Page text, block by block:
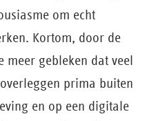
om echt
Kortom, door de
gebleken dat veel
prima buiten
en op een digitale